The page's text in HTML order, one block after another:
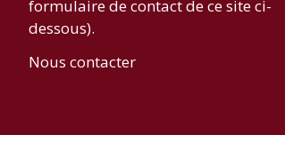
formulaire de contact de ce site ci-
dessous).
Nous contacter